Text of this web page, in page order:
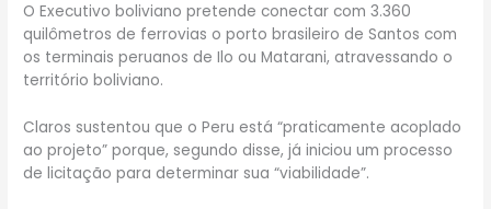
O Executivo boliviano pretende conectar com 3.360
quilômetros de ferrovias o porto brasileiro de Santos com
os terminais peruanos de Ilo ou Matarani, atravessando o
território boliviano.
Claros sustentou que o Peru está “praticamente acoplado
ao projeto” porque, segundo disse, já iniciou um processo
de licitação para determinar sua “viabilidade”.